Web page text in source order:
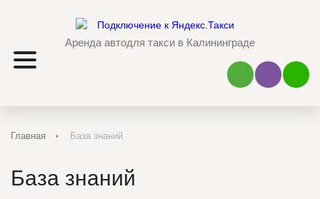
Аренда автодля такси в Калининграде
Наш ViberНаш
Главная База знаний
База знаний